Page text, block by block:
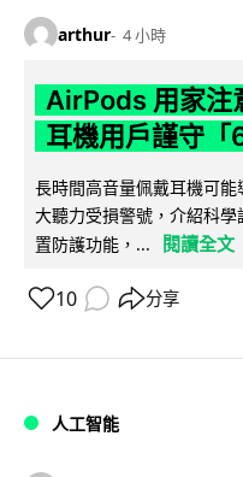
arthur 4 小時
AirPods 用家注
耳機用戶謹守
長時間高音量佩戴耳機可
大聽力受損警號，介紹科
置防護功能，...
閱讀全文
10 分享
人工智能